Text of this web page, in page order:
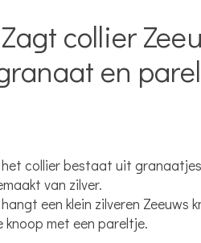
collier
en parel
het collier bestaat uit
van zilver.
een klein zilveren Zeeuws
knoop met een pareltje.